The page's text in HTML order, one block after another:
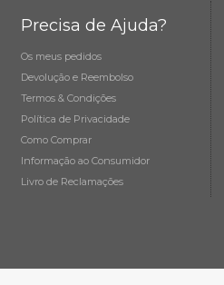
Precisa de Ajuda?
Os meus pedidos
Devolução e Reembolso
Termos & Condições
Política de Privacidade
Como Comprar
Informação ao Consumidor
Livro de Reclamações